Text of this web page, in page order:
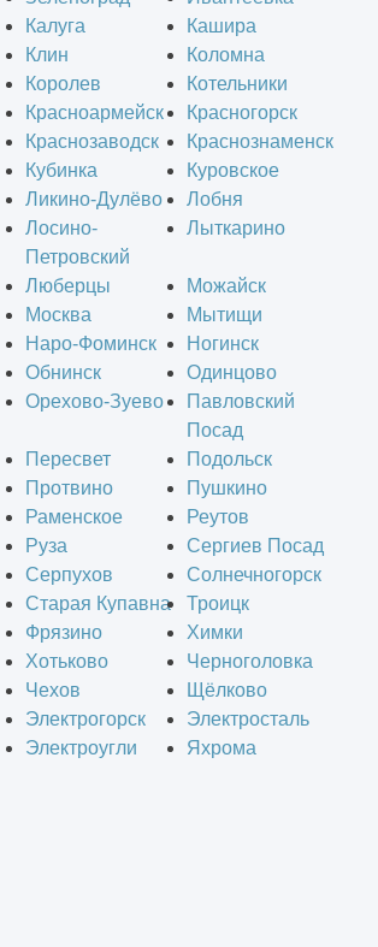
Калуга
Кашира
Клин
Коломна
Королев
Котельники
Красноармейск
Красногорск
Краснозаводск
Краснознаменск
Кубинка
Куровское
Ликино-Дулёво
Лобня
Лосино-
Петровский
Лыткарино
Люберцы
Можайск
Москва
Мытищи
Наро-Фоминск
Ногинск
Обнинск
Одинцово
Орехово-Зуево
Павловский
Посад
Пересвет
Подольск
Протвино
Пушкино
Раменское
Реутов
Руза
Сергиев Посад
Серпухов
Солнечногорск
Старая Купавна
Троицк
Фрязино
Химки
Хотьково
Черноголовка
Чехов
Щёлково
Электрогорск
Электросталь
Электроугли
Яхрома